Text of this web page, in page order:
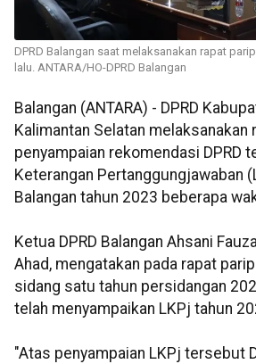
DPRD Balangan saat melaksanakan rapat
lalu. ANTARA/HO-DPRD Balangan
Balangan (ANTARA) - DPRD
Kalimantan Selatan melaksanakan
penyampaian rekomendasi DPRD
Keterangan Pertanggungjawaban
Balangan tahun 2023 beberapa
Ketua DPRD Balangan Ahsani
Ahad, mengatakan pada rapat
sidang satu tahun persidangan
telah menyampaikan LKPj tahun
"Atas penyampaian LKPj tersebut